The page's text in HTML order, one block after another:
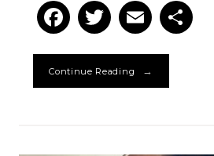
Facebook
Twitter
Email
Continue Reading →